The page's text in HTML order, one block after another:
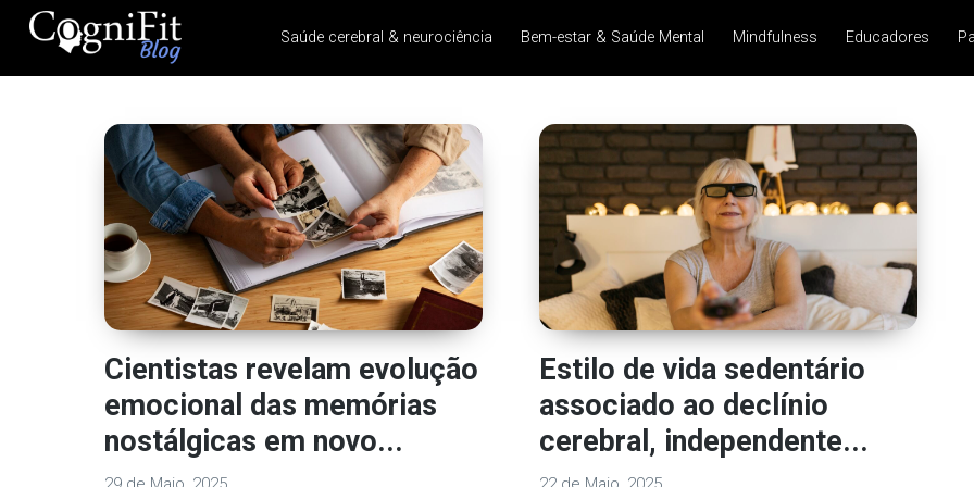
CogniFit
Health
Brain Training, Mental
Health, and Wellness
Saúde cerebral & neurociência Bem-estar & Saúde Mental Mindfulness Educadores
Cientistas revelam evolução
emocional das memórias
nostálgicas em novo...
Estilo de vida sedentário
associado ao declínio
cerebral, independente...